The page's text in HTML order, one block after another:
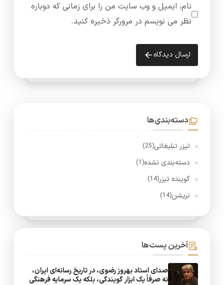
نام، ایمیل و وب سایت من را برای زمانی که دوباره
نظر می نویسم در مرورگر ذخیره کنید.
ارسال دیدگاه
دسته‌بندی‌ها
تیزر تبلیغاتی(25)
دسته‌بندی نشده(1)
گوینده تیزر(14)
نریشن(14)
آخرین پست‌ها
صدای استاد بهروز رضوی، در تاریخ رسانه‌ای ایران،
نه صرفاً یک ابزار گویندگی، بلکه یک سرمایه فرهنگی